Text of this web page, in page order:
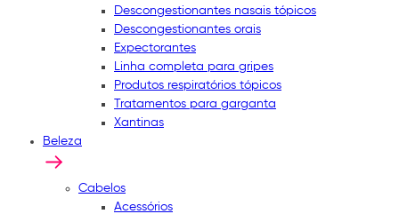
Descongestionantes nasais tópicos
Descongestionantes orais
Expectorantes
Linha completa para gripes
Produtos respiratórios tópicos
Tratamentos para garganta
Xantinas
Beleza
Cabelos
Acessórios